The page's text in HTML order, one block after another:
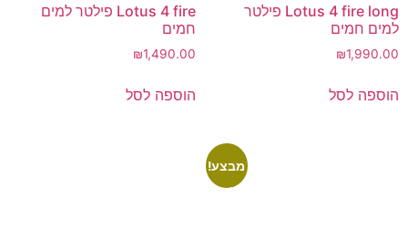
Lotus 4 fire long פילטר
למים חמים
₪1,990.00
הוספה לסל
Lotus 4 fire פילטר למים
חמים
₪1,490.00
הוספה לסל
מבצע!